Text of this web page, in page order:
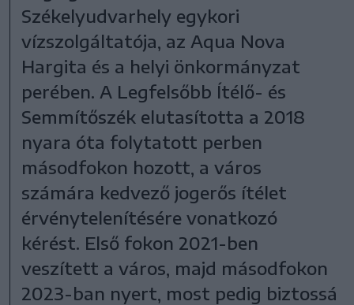
Székelyudvarhely egykori
vízszolgáltatója, az Aqua Nova
Hargita és a helyi önkormányzat
perében. A Legfelsőbb Ítélő- és
Semmítőszék elutasította a 2018
nyara óta folytatott perben
másodfokon hozott, a város
számára kedvező jogerős ítélet
érvénytelenítésére vonatkozó
kérést. Első fokon 2021-ben
veszített a város, majd másodfokon
2023-ban nyert, most pedig biztossá